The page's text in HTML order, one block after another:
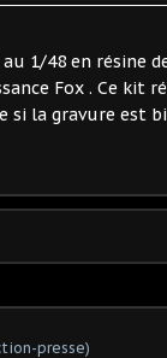
1/48 en résine
Fox . Ce kit
la gravure est
presse)